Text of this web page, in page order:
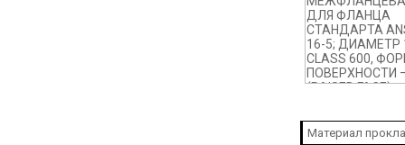
Материал